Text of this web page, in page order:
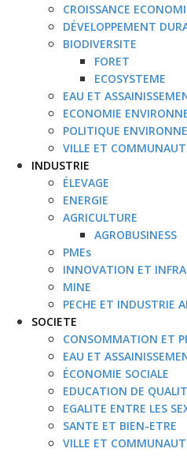
CROISSANCE
DÉVELOPPEMENT
BIODIVERSITE
FORET
ECOSYSTEME
EAU ET
ECONOMIE
POLITIQUE
VILLE ET
INDUSTRIE
ÉLEVAGE
ENERGIE
AGRICULTURE
AGROBUSINESS
PMEs
INNOVATION ET
MINE
PECHE ET INDUSTRIE
SOCIETE
CONSOMMATION ET
EAU ET
ÉCONOMIE SOCIALE
EDUCATION DE
EGALITE ENTRE LES
SANTE ET BIEN-ETRE
VILLE ET